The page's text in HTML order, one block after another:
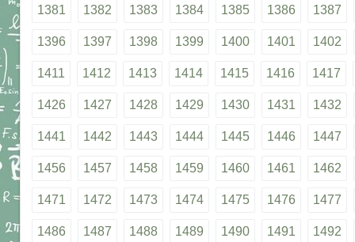
1381 1382 1383 1384 1385 1386 1387
1396 1397 1398 1399 1400 1401 1402
1411 1412 1413 1414 1415 1416 1417
1426 1427 1428 1429 1430 1431 1432
1441 1442 1443 1444 1445 1446 1447
1456 1457 1458 1459 1460 1461 1462
1471 1472 1473 1474 1475 1476 1477
1486 1487 1488 1489 1490 1491 1492